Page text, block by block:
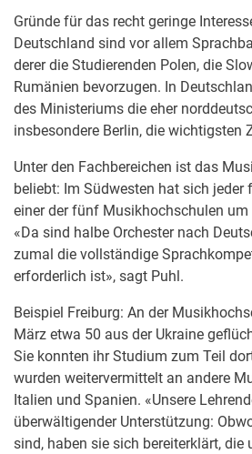
Gründe für das recht geringe
Deutschland sind vor allem
derer die Studierenden Polen, die
Rumänien bevorzugen. In
des Ministeriums die eher
insbesondere Berlin, die wichtigsten
Unter den Fachbereichen ist das
beliebt: Im Südwesten hat sich jeder
einer der fünf Musikhochschulen um
«Da sind halbe Orchester nach
zumal die vollständige
erforderlich ist», sagt Puhl.
Beispiel Freiburg: An der
März etwa 50 aus der Ukraine
Sie konnten ihr Studium zum Teil
wurden weitervermittelt an andere
Italien und Spanien. «Unsere
überwältigender Unterstützung:
sind, haben sie sich bereiterklärt, die